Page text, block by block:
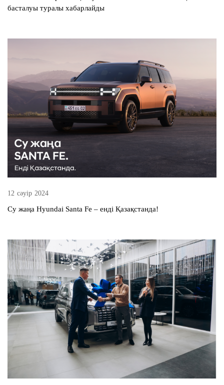
басталуы туралы хабарлайды
12 сәуір 2024
Су жаңа Hyundai Santa Fe – енді Қазақстанда!